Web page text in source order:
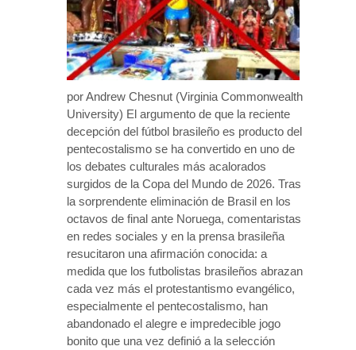
por Andrew Chesnut (Virginia Commonwealth
University) El argumento de que la reciente
decepción del fútbol brasileño es producto del
pentecostalismo se ha convertido en uno de
los debates culturales más acalorados
surgidos de la Copa del Mundo de 2026. Tras
la sorprendente eliminación de Brasil en los
octavos de final ante Noruega, comentaristas
en redes sociales y en la prensa brasileña
resucitaron una afirmación conocida: a
medida que los futbolistas brasileños abrazan
cada vez más el protestantismo evangélico,
especialmente el pentecostalismo, han
abandonado el alegre e impredecible jogo
bonito que una vez definió a la selección